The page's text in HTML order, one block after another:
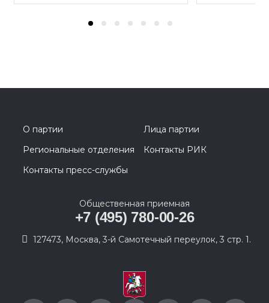
О партии
Лица партии
Региональные отделения
Контакты РИК
Контакты пресс-службы
Общественная приемная
+7 (495) 780-00-26
127473, Москва, 3-й Самотечный переулок, 3 стр. 1.